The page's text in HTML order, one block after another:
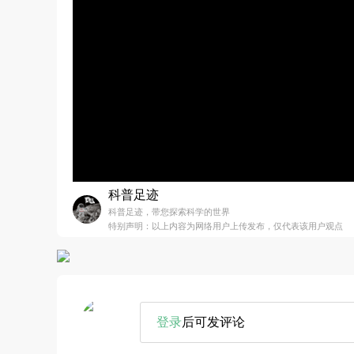
科普足迹
科普足迹，带您探索科学的世界
特别声明：以上内容为网络用户上传发布，仅代表该用户观点
登录后可发评论